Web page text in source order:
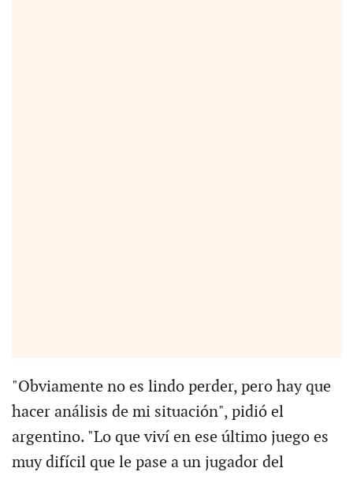
"Obviamente no es lindo perder, pero hay que
hacer análisis de mi situación", pidió el
argentino. "Lo que viví en ese último juego es
muy difícil que le pase a un jugador del